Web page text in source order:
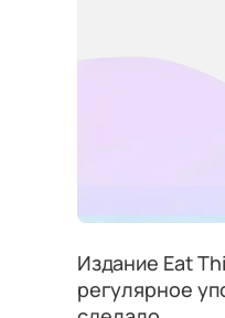
Издание Eat
регулярное